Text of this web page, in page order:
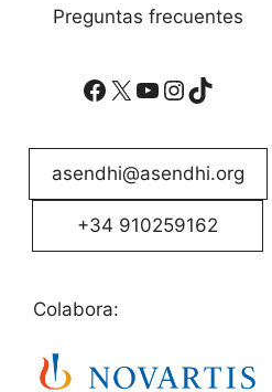
Preguntas frecuentes
Facebook
X YouTube
Instagram
TikTok
asendhi@asendhi.org
+34 910259162
Colabora: